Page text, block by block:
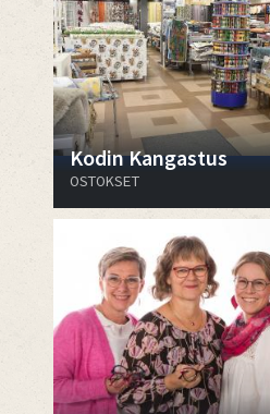
Kodin Kangastus
OSTOKSET